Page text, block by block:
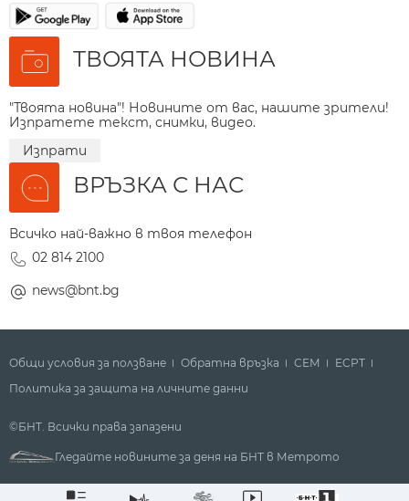
ТВОЯТА НОВИНА
"Твоята новина"! Новините от вас, нашите зрители!
Изпратете текст, снимки, видео.
Изпрати
ВРЪЗКА С НАС
Всичко най-важно в твоя телефон
02 814 2100
news@bnt.bg
Общи условия за ползване Обратна връзка СЕМ
ECPT
Политика за защита на личните данни
©БНТ. Всички права запазени
Гледайте новините за деня на БНТ в Метрото